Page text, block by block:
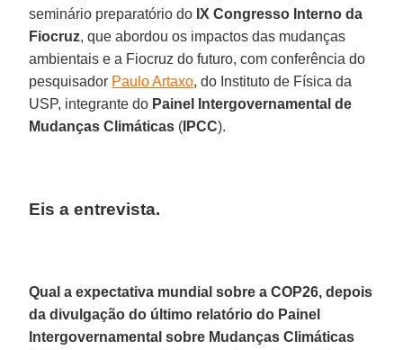
seminário preparatório do IX Congresso Interno da
Fiocruz, que abordou os impactos das mudanças
ambientais e a Fiocruz do futuro, com conferência do
pesquisador Paulo Artaxo, do Instituto de Física da
USP, integrante do Painel Intergovernamental de
Mudanças Climáticas ( IPCC).
Eis a entrevista.
Qual a expectativa mundial sobre a COP26, depois
da divulgação do último relatório do Painel
Intergovernamental sobre Mudanças Climáticas